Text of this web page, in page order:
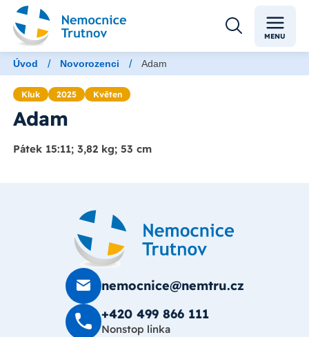
MENU
Úvod / Novorozenci / Adam
Kluk 2025 Květen
Adam
Pátek 15:11; 3,82 kg; 53 cm
nemocnice@nemtru.cz
+420 499 8­66 111
Nonstop linka